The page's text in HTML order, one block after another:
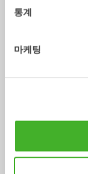
통계
마케팅